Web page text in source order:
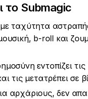
το Submagic
ταχύτητα
b-roll και
εντοπίζει
τις μετατρέπει σε
αρχάριους, δεν